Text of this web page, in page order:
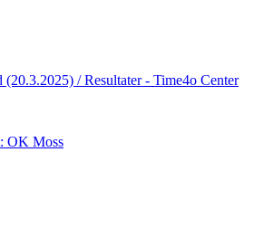
(20.3.2025) / Resultater - Time4o Center
OK Moss